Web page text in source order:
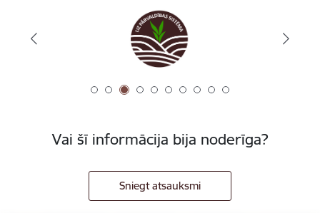
Vai šī informācija bija noderīga?
Sniegt atsauksmi